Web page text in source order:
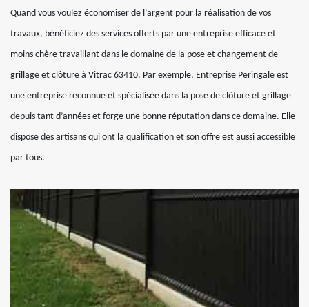
Quand vous voulez économiser de l’argent pour la réalisation de vos
travaux, bénéficiez des services offerts par une entreprise efficace et
moins chère travaillant dans le domaine de la pose et changement de
grillage et clôture à Vitrac 63410. Par exemple, Entreprise Peringale est
une entreprise reconnue et spécialisée dans la pose de clôture et grillage
depuis tant d’années et forge une bonne réputation dans ce domaine. Elle
dispose des artisans qui ont la qualification et son offre est aussi accessible
par tous.